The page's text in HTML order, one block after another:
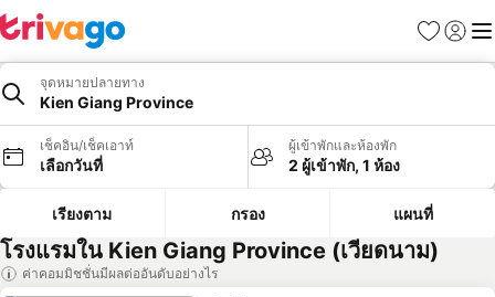
รายการโป
เข้าสู่ร
เมนู
จุดหมายปลายทาง
Kien Giang Province
เช็คอิน/เช็คเอาท์
เลือกวันที่
ผู้เข้าพักและห้องพัก
2 ผู้เข้าพัก, 1 ห้อง
เรียงตาม กรอง แผนที่
โรงแรมใน Kien Giang Province (เวียดนาม)
ค่าคอมมิชชั่นมีผลต่ออันดับอย่างไร